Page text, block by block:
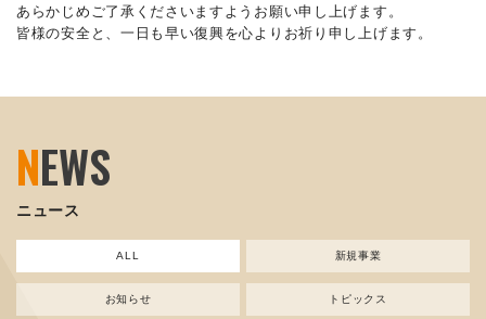
あらかじめご了承くださいますようお願い申し上げます。
皆様の安全と、一日も早い復興を心よりお祈り申し上げます。
NEWS
ニュース
ALL 新規事業
お知らせ トピックス